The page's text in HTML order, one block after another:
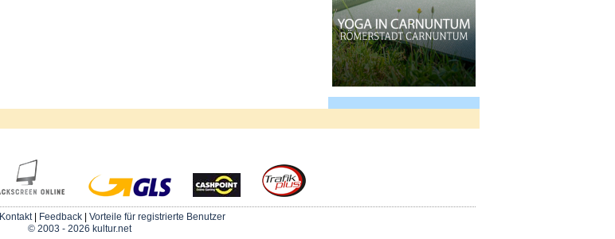
Kontakt| Feedback| Vorteile für registrierte Benutzer
© 2003 - 2026 kultur.net